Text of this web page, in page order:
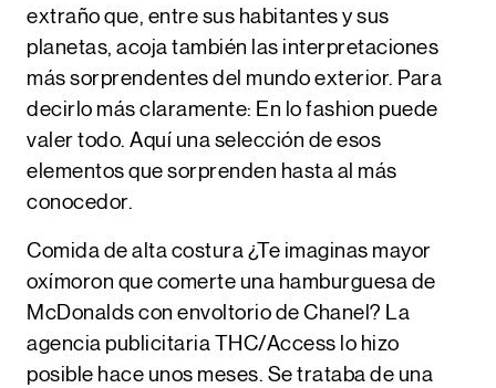
extraño que, entre sus habitantes y sus
planetas, acoja también las interpretaciones
más sorprendentes del mundo exterior. Para
decirlo más claramente: En lo fashion puede
valer todo. Aquí una selección de esos
elementos que sorprenden hasta al más
conocedor.
Comida de alta costura ¿Te imaginas mayor
oxímoron que comerte una hamburguesa de
McDonalds con envoltorio de Chanel? La
agencia publicitaria THC/Access lo hizo
posible hace unos meses. Se trataba de una